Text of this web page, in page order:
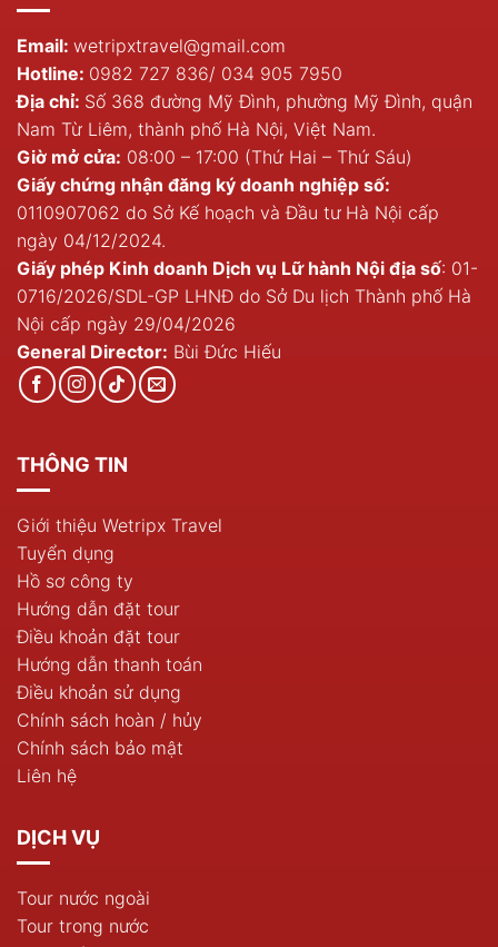
Email: wetripxtravel@gmail.com
Hotline: 0982 727 836/ 034 905 7950
Địa chỉ: Số 368 đường Mỹ Đình, phường Mỹ Đình, quận
Nam Từ Liêm, thành phố Hà Nội, Việt Nam.
Giờ mở cửa: 08:00 – 17:00 (Thứ Hai – Thứ Sáu)
Giấy chứng nhận đăng ký doanh nghiệp số:
0110907062 do Sở Kế hoạch và Đầu tư Hà Nội cấp
ngày 04/12/2024.
Giấy phép Kinh doanh Dịch vụ Lữ hành Nội địa số: 01-
0716/2026/SDL-GP LHNĐ do Sở Du lịch Thành phố Hà
Nội cấp ngày 29/04/2026
General Director: Bùi Đức Hiếu
THÔNG TIN
Giới thiệu Wetripx Travel
Tuyển dụng
Hồ sơ công ty
Hướng dẫn đặt tour
Điều khoản đặt tour
Hướng dẫn thanh toán
Điều khoản sử dụng
Chính sách hoàn / hủy
Chính sách bảo mật
Liên hệ
DỊCH VỤ
Tour nước ngoài
Tour trong nước